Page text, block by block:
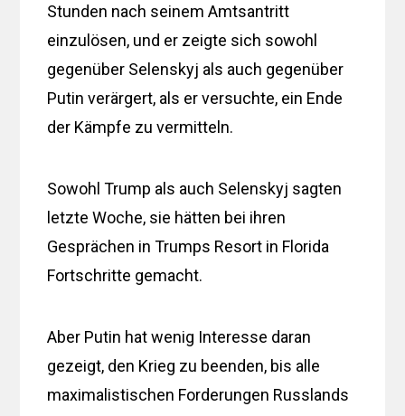
Stunden nach seinem Amtsantritt
einzulösen, und er zeigte sich sowohl
gegenüber Selenskyj als auch gegenüber
Putin verärgert, als er versuchte, ein Ende
der Kämpfe zu vermitteln.
Sowohl Trump als auch Selenskyj sagten
letzte Woche, sie hätten bei ihren
Gesprächen in Trumps Resort in Florida
Fortschritte gemacht.
Aber Putin hat wenig Interesse daran
gezeigt, den Krieg zu beenden, bis alle
maximalistischen Forderungen Russlands